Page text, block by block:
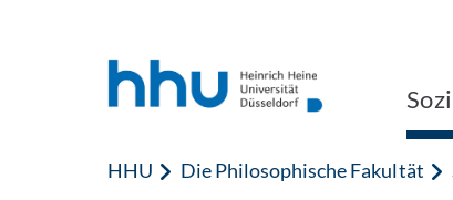
HHU Die Philosophische Fakultät